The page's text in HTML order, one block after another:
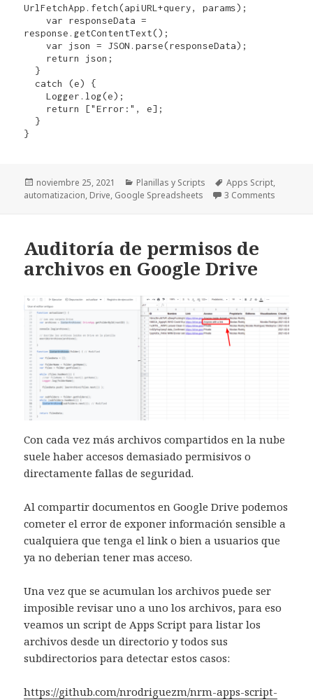
UrlFetchApp.fetch(apiURL+query, params);
    var responseData =
response.getContentText();
    var json = JSON.parse(responseData);
    Logger.log(e);
}
Publicado
el
noviembre 25, 2021 Categorías
Planillas y Scripts Etiquetas
Apps Script,
automatizacion, Drive, Google Spreadsheets 3 Comments
Auditoría de permisos de
archivos en Google Drive
Con cada vez más archivos compartidos en la nube
suele haber accesos demasiado permisivos o
directamente fallas de seguridad.
Al compartir documentos en Google Drive podemos
cometer el error de exponer información sensible a
cualquiera que tenga el link o bien a usuarios que
ya no deberian tener mas acceso.
Una vez que se acumulan los archivos puede ser
imposible revisar uno a uno los archivos, para eso
veamos un script de Apps Script para listar los
archivos desde un directorio y todos sus
subdirectorios para detectar estos casos:
https://github.com/nrodriguezm/nrm-apps-script-